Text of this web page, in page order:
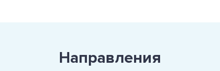
Направления